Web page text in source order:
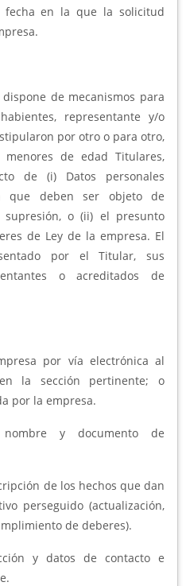
fecha en la que la solicitud
de mecanismos para
representante y/o
por otro o para otro,
de edad Titulares,
de (i) Datos personales
que deben ser objeto de
supresión, o (ii) el presunto
de Ley de la empresa. El
por el Titular, sus
o acreditados de
por vía electrónica al
la sección pertinente; o
por la empresa.
y documento de
de los hechos que dan
perseguido (actualización,
de deberes).
y datos de contacto e